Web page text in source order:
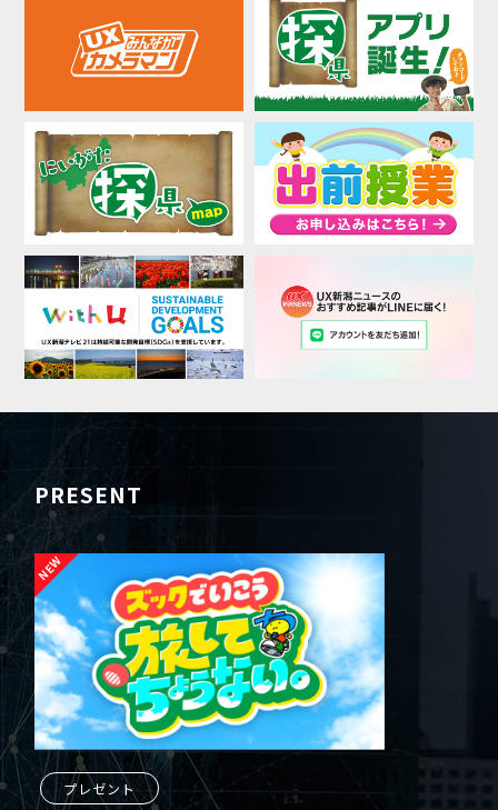
PRESENT
プレゼント